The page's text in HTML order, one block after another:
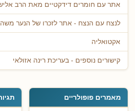
אתר עם חומרים דידקטיים מאת הרב
לנצח עם הנצח - אתר לזכרו של הנער
אקטואליה
קישורים נוספים - בעריכת רינה אזולאי
מאמרים פופולריים